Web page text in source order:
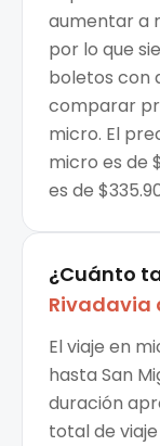
aumentar a
por lo que
boletos con
comparar
micro. El
micro es de
es de
¿Cuánto
Rivadavia
El viaje en
hasta San
duración
total de